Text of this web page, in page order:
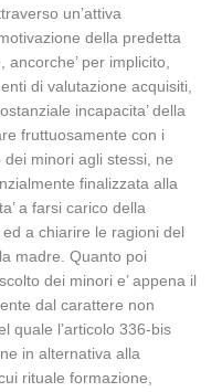
un’attiva
della predetta
per implicito,
di valutazione acquisiti,
incapacita’ della
fruttuosamente con i
dei minori agli stessi, ne
finalizzata alla
a farsi carico della
a chiarire le ragioni del
madre. Quanto poi
dei minori e’ appena il
dal carattere non
quale l’articolo 336-bis
in alternativa alla
rituale formazione,